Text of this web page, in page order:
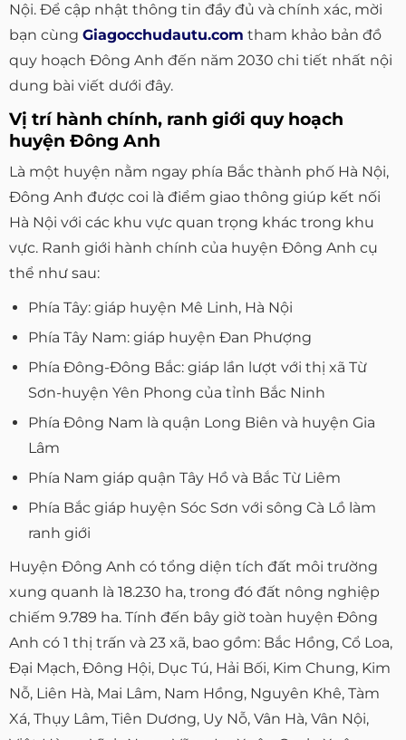
Nội. Để cập nhật thông tin đầy đủ và chính xác, mời
bạn cùng Giagocchudautu.com tham khảo bản đồ
quy hoạch Đông Anh đến năm 2030 chi tiết nhất nội
dung bài viết dưới đây.
Vị trí hành chính, ranh giới quy hoạch
huyện Đông Anh
Là một huyện nằm ngay phía Bắc thành phố Hà Nội,
Đông Anh được coi là điểm giao thông giúp kết nối
Hà Nội với các khu vực quan trọng khác trong khu
vực. Ranh giới hành chính của huyện Đông Anh cụ
thể như sau:
Phía Tây: giáp huyện Mê Linh, Hà Nội
Phía Tây Nam: giáp huyện Đan Phượng
Phía Đông-Đông Bắc: giáp lần lượt với thị xã Từ
Sơn-huyện Yên Phong của tỉnh Bắc Ninh
Phía Đông Nam là quận Long Biên và huyện Gia
Lâm
Phía Nam giáp quận Tây Hồ và Bắc Từ Liêm
Phía Bắc giáp huyện Sóc Sơn với sông Cà Lồ làm
ranh giới
Huyện Đông Anh có tổng diện tích đất môi trường
xung quanh là 18.230 ha, trong đó đất nông nghiệp
chiếm 9.789 ha. Tính đến bây giờ toàn huyện Đông
Anh có 1 thị trấn và 23 xã, bao gồm: Bắc Hồng, Cổ Loa,
Đại Mạch, Đông Hội, Dục Tú, Hải Bối, Kim Chung, Kim
Nỗ, Liên Hà, Mai Lâm, Nam Hồng, Nguyên Khê, Tàm
Xá, Thụy Lâm, Tiên Dương, Uy Nỗ, Vân Hà, Vân Nội,